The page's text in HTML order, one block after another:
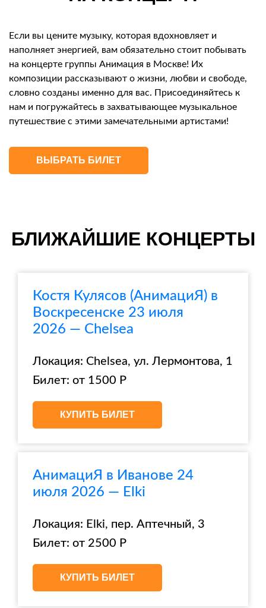
Если вы цените музыку, которая вдохновляет и
наполняет энергией, вам обязательно стоит побывать
на концерте группы Анимация в Москве! Их
композиции рассказывают о жизни, любви и свободе,
словно созданы именно для вас. Присоединяйтесь к
нам и погружайтесь в захватывающее музыкальное
путешествие с этими замечательными артистами!
ВЫБРАТЬ БИЛЕТ
БЛИЖАЙШИЕ КОНЦЕРТЫ
Костя Кулясов (АнимациЯ) в
Воскресенске 23 июля
2026 — Chelsea
Локация: Chelsea, ул. Лермонтова, 1
Билет: от 1500 Р
КУПИТЬ БИЛЕТ
АнимациЯ в Иванове 24
июля 2026 — Elki
Локация: Elki, пер. Аптечный, 3
Билет: от 2500 Р
КУПИТЬ БИЛЕТ